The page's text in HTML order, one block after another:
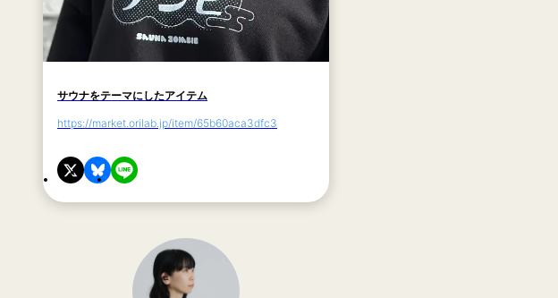
サウナをテーマにしたアイテム
https://market.orilab.jp/item/65b60aca3dfc3